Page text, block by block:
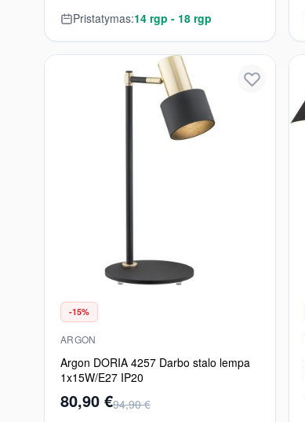
Pristatymas:14 rgp - 18 rgp
-15%
ARGON
Argon DORIA 4257 Darbo stalo lempa
1x15W/E27 IP20
80,90 €94,90 €